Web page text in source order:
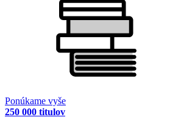
Ponúkame vyše
250 000 titulov